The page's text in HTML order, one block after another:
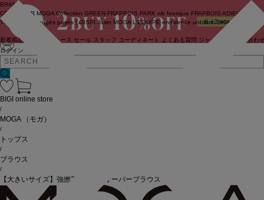
ログイン
BRAND
COUTURIER MOGA Collection GREEN FRAPBOIS PARK wb feerique FRAPBOIS ADIEU
TRISTESSE
congés payés LOISIR Julier MOGA L'EQUIPE endalence unbilanc BIGI online store
新着商品 ニュース セール スタッフ コーディネート よくある質問 ジャーナル お問い合わ
BIGI online store
/
MOGA （モガ）
/
トップス
/
ブラウス
/
【大きいサイズ】強撚2WAYプルオーバーブラウス